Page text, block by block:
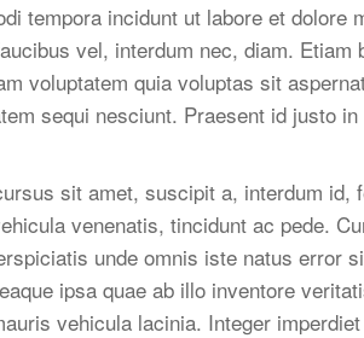
tempora incidunt ut labore et dolore
vel, interdum nec, diam. Etiam
voluptatem quia voluptas sit
sequi nesciunt. Praesent id justo in
sit amet, suscipit a, interdum id,
venenatis, tincidunt ac pede.
unde omnis iste natus error
ipsa quae ab illo inventore
vehicula lacinia. Integer